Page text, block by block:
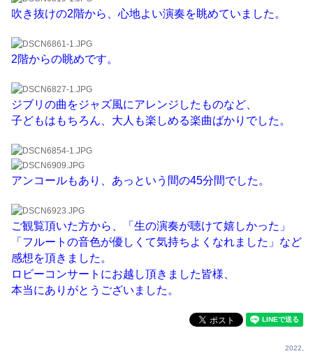
吹き抜けの2階から、心地よい演奏を眺めていました。
2階からの眺めです。
ジブリの曲をジャズ風にアレンジしたものなど、
子どもはもちろん、大人も楽しめる楽曲ばかりでした。
アンコールもあり、あっという間の45分間でした。
ご観覧頂いた方から、「生の演奏が聴けて嬉しかった」
「フルートの音色が優しくて気持ちよくなれました」など
感想を頂きました。
ロビーコンサートにお越し頂きました皆様、
本当にありがとうございました。
2022